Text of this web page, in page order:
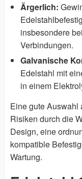
Ärgerlich:
insbesondere
Verbindungen.
Galvanische
Edelstahl mit
in einem
Eine gute Auswahl
Risiken durch die
Design, eine
kompatible
Wartung.